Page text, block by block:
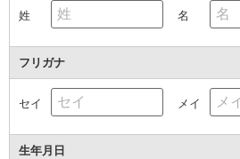
姓 名
フリガナ
セイ メイ
生年月日